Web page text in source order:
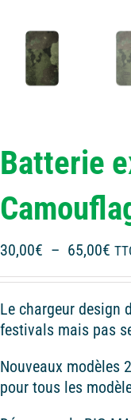
Batterie
30,00€ – 65,00€
à
Le chargeur design
festivals mais pas
Nouveaux modèles
pour tous les